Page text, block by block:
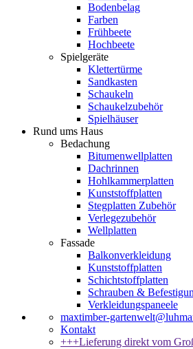
Bodenbelag
Farben
Frühbeete
Hochbeete
Spielgeräte
Klettertürme
Sandkasten
Schaukeln
Schaukelzubehör
Spielhäuser
Rund ums Haus
Bedachung
Bitumenwellplatten
Dachrinnen
Hohlkammerplatten
Kunststoffplatten
Stegplatten Zubehör
Verlegezubehör
Wellplatten
Fassade
Balkonverkleidung
Kunststoffplatten
Schichtstoffplatten
Schrauben &
Verkleidungspaneele
maxtimber-
Kontakt
+++Lieferung direkt vom